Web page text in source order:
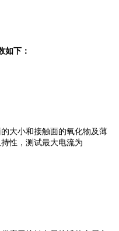
如下：
大小和接触面的氧化物及薄
性，测试最大电流为